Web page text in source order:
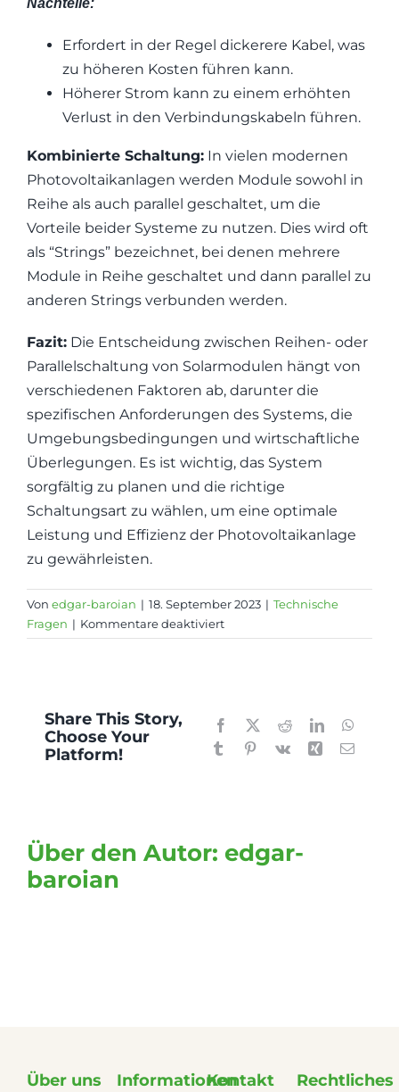
Nachteile:
Erfordert in der Regel dickerere Kabel, was
zu höheren Kosten führen kann.
Höherer Strom kann zu einem erhöhten
Verlust in den Verbindungskabeln führen.
Kombinierte Schaltung: In vielen modernen
Photovoltaikanlagen werden Module sowohl in
Reihe als auch parallel geschaltet, um die
Vorteile beider Systeme zu nutzen. Dies wird oft
als “Strings” bezeichnet, bei denen mehrere
Module in Reihe geschaltet und dann parallel zu
anderen Strings verbunden werden.
Fazit: Die Entscheidung zwischen Reihen- oder
Parallelschaltung von Solarmodulen hängt von
verschiedenen Faktoren ab, darunter die
spezifischen Anforderungen des Systems, die
Umgebungsbedingungen und wirtschaftliche
Überlegungen. Es ist wichtig, das System
sorgfältig zu planen und die richtige
Schaltungsart zu wählen, um eine optimale
Leistung und Effizienz der Photovoltaikanlage
zu gewährleisten.
Von edgar-baroian | 18. September 2023 | Technische
Fragen | Kommentare deaktiviertfür
Reihen-
Solarmodulen
Share This Story,
Choose Your
Platform!
Facebook RedditLinkedIn
Tumblr Pinterest
Vk Xing E-
Über den Autor: edgar-
baroian
Über uns InformationenKontakt Rechtliches